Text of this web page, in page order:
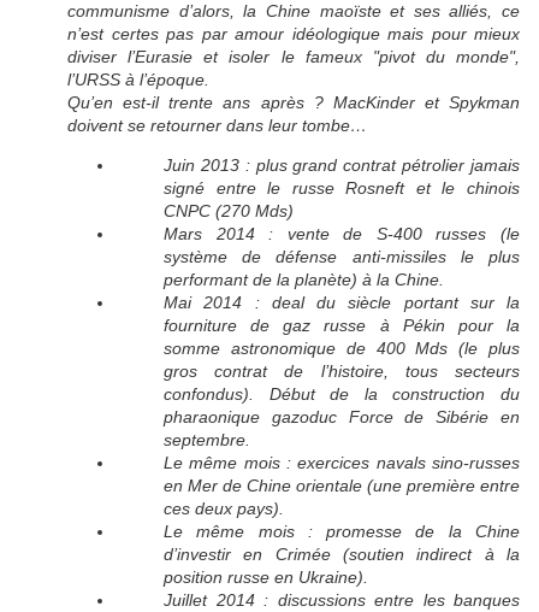
communisme d’alors, la Chine maoïste et ses alliés, ce
n’est certes pas par amour idéologique mais pour mieux
diviser l’Eurasie et isoler le fameux "pivot du monde",
l’URSS à l’époque.
Qu’en est-il trente ans après ? MacKinder et Spykman
doivent se retourner dans leur tombe…
Juin 2013 : plus grand contrat pétrolier jamais
signé entre le russe Rosneft et le chinois
CNPC (270 Mds)
Mars 2014 : vente de S-400 russes (le
système de défense anti-missiles le plus
performant de la planète) à la Chine.
Mai 2014 : deal du siècle portant sur la
fourniture de gaz russe à Pékin pour la
somme astronomique de 400 Mds (le plus
gros contrat de l’histoire, tous secteurs
confondus). Début de la construction du
pharaonique gazoduc Force de Sibérie en
septembre.
Le même mois : exercices navals sino-russes
en Mer de Chine orientale (une première entre
ces deux pays).
Le même mois : promesse de la Chine
d’investir en Crimée (soutien indirect à la
position russe en Ukraine).
Juillet 2014 : discussions entre les banques